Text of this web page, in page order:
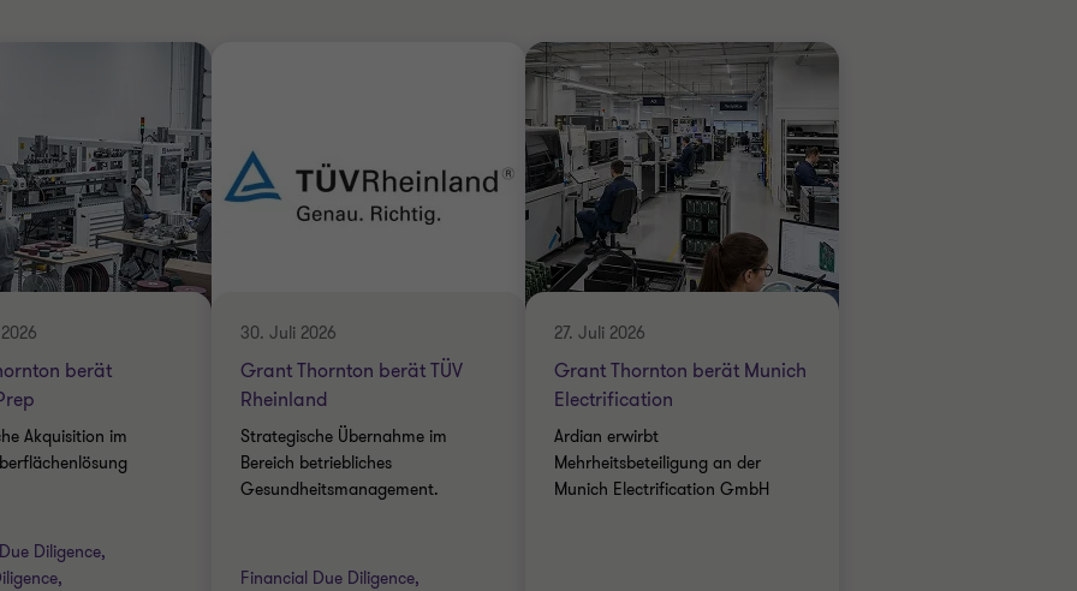
berät
Akquisition im
Diligence,
30. Juli 2026
Grant Thornton berät TÜV
Rheinland
Strategische Übernahme im
Bereich betriebliches
Gesundheitsmanagement.
Financial Due Diligence,
27. Juli 2026
Grant Thornton berät Munich
Electrification
Ardian erwirbt
Mehrheitsbeteiligung an der
Munich Electrification GmbH